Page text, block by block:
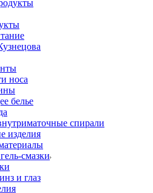
носа
белье
спирали
изделия
смазки
и глаз